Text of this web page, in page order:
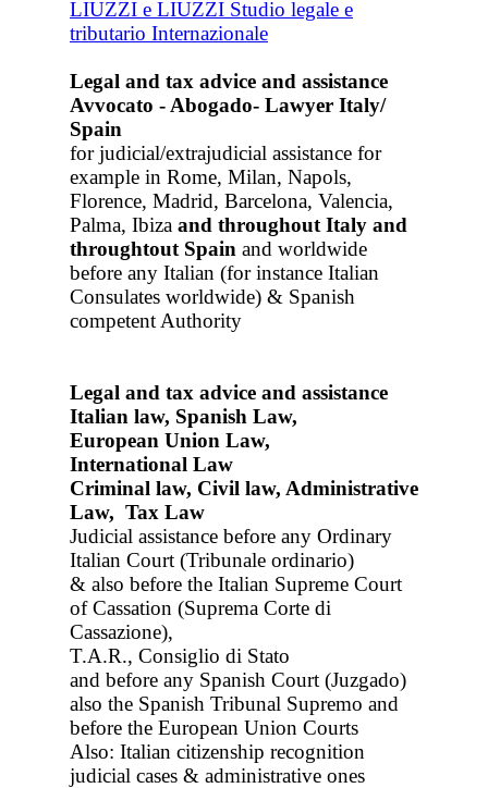
Legal and tax advice and assistance
Avvocato - Abogado- Lawyer Italy/
Spain
for judicial/extrajudicial assistance for
example in Rome, Milan, Napols,
Florence, Madrid, Barcelona, Valencia,
Palma, Ibiza and throughout Italy and
throughtout Spain and worldwide
before any Italian (for instance Italian
Consulates worldwide) & Spanish
competent Authority
Legal and tax advice and assistance
Italian law, Spanish Law,
European Union Law,
International Law
Criminal law, Civil law, Administrative
Law, Tax Law
Judicial assistance before any Ordinary
Italian Court (Tribunale ordinario)
& also before the Italian Supreme Court
of Cassation (Suprema Corte di
Cassazione),
T.A.R., Consiglio di Stato
and before any Spanish Court (Juzgado)
also the Spanish Tribunal Supremo and
before the European Union Courts
Also: Italian citizenship recognition
judicial cases & administrative ones